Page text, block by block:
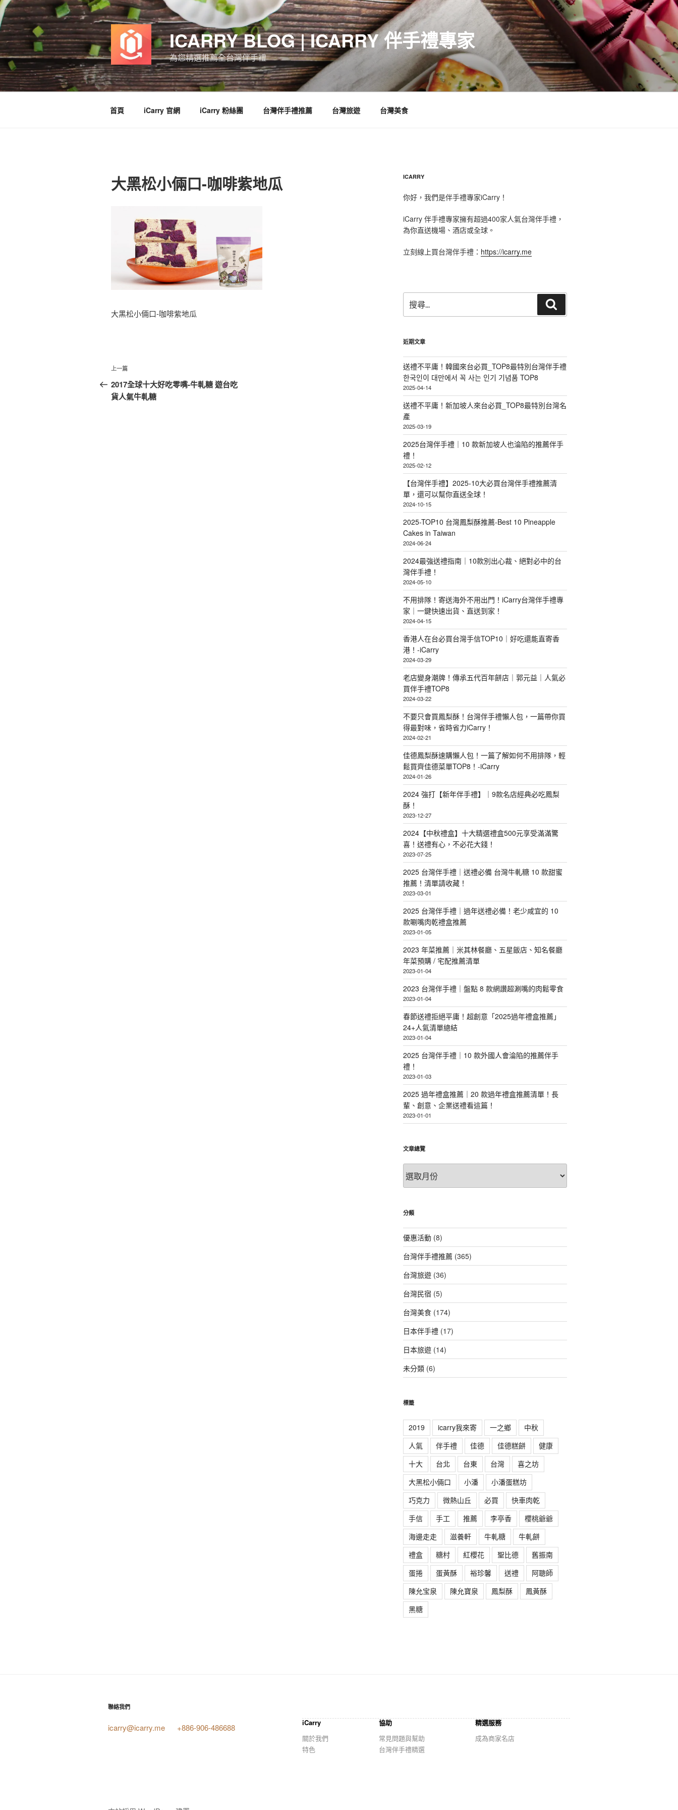
跳
至
主
要
內
容
ICARRY BLOG | ICARRY 伴手禮專家
為您精選推薦全台灣伴手禮
首頁 iCarry 官網 iCarry 粉絲團 台灣伴手禮推薦 台灣旅遊 台灣美食
大黑松小倆口-咖啡紫地瓜
大黑松小倆口-咖啡紫地瓜
文
章
導
上
一
篇
上一篇
2017全球十大好吃零嘴-牛軋糖 遊台吃
貨人氣牛軋糖
ICARRY
你好，我們是伴手禮專家iCarry！
iCarry 伴手禮專家擁有超過400家人氣台灣伴手禮，
為你直送機場、酒店或全球。
立刻線上買台灣伴手禮： https://icarry.me
尋
關
字:
尋
近期文章
送禮不平庸！韓國來台必買_TOP8最特別台灣伴手禮
한국인이 대만에서 꼭 사는 인기 기념품 TOP8
2025-04-14
送禮不平庸！新加坡人來台必買_TOP8最特別台灣名
產
2025-03-19
2025台灣伴手禮｜10 款新加坡人也淪陷的推薦伴手
禮！
2025-02-12
【台灣伴手禮】2025-10大必買台灣伴手禮推薦清
單，還可以幫你直送全球！
2024-10-15
2025-TOP10 台灣鳳梨酥推薦-Best 10 Pineapple
Cakes in Taiwan
2024-06-24
2024最強送禮指南｜10款別出心裁、絕對必中的台
灣伴手禮！
2024-05-10
不用排隊！寄送海外不用出門！iCarry台灣伴手禮專
家｜一鍵快速出貨、直送到家！
2024-04-15
香港人在台必買台灣手信TOP10｜好吃還能直寄香
港！-iCarry
2024-03-29
老店變身潮牌！傳承五代百年餅店｜郭元益｜人氣必
買伴手禮TOP8
2024-03-22
不要只會買鳳梨酥！台灣伴手禮懶人包，一篇帶你買
得最對味，省時省力iCarry！
2024-02-21
佳德鳳梨酥速購懶人包！一篇了解如何不用排隊，輕
鬆買齊佳德菜單TOP8！-iCarry
2024-01-26
2024 強打【新年伴手禮】｜9款名店經典必吃鳳梨
酥！
2023-12-27
2024【中秋禮盒】十大精選禮盒500元享受滿滿驚
喜！送禮有心，不必花大錢！
2023-07-25
2025 台灣伴手禮｜送禮必備 台灣牛軋糖 10 款甜蜜
推薦！清單請收藏！
2023-03-01
2025 台灣伴手禮｜過年送禮必備！老少咸宜的 10
款唰嘴肉乾禮盒推薦
2023-01-05
2023 年菜推薦｜米其林餐廳、五星飯店、知名餐廳
年菜預購 / 宅配推薦清單
2023-01-04
2023 台灣伴手禮｜盤點 8 款網讚超涮嘴的肉鬆零食
2023-01-04
春節送禮拒絕平庸！超創意「2025過年禮盒推薦」
24+人氣清單總結
2023-01-04
2025 台灣伴手禮｜10 款外國人會淪陷的推薦伴手
禮！
2023-01-03
2025 過年禮盒推薦｜20 款過年禮盒推薦清單！長
輩、創意、企業送禮看這篇！
2023-01-01
文章總覽
章
總
分類
優惠活動(8)
台灣伴手禮推薦(365)
台灣旅遊(36)
台灣民宿 (5)
台灣美食(174)
日本伴手禮(17)
日本旅遊(14)
未分類(6)
標籤
2019 icarry我來寄 一之鄉
中秋
人氣
伴手禮 佳德 佳德糕餅
健康
十大
台北 台東 台灣
喜之坊
大黑松小倆口
小潘
小潘蛋糕坊
巧克力
微熱山丘 必買
快車肉乾
手信
手工 推薦 李亭香
櫻桃爺爺
海邊走走
滋養軒 牛軋糖
牛軋餅
禮盒
糖村 紅櫻花 聖比德
舊振南
蛋捲
蛋黃酥 裕珍馨 送禮
阿聰師
陳允宝泉
陳允寶泉 鳳梨酥
鳳黃酥
黑糖
聯絡我們
icarry@icarry.me +886-906-486688
iCarry
關於我們
特色
協助
常見問題與幫助
台灣伴手禮精選
精選服務
成為商家名店